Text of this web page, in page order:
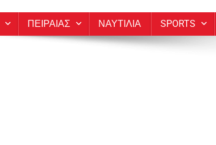
ΠΕΙΡΑΙΑΣ ΝΑΥΤΙΛΙΑ SPORTS